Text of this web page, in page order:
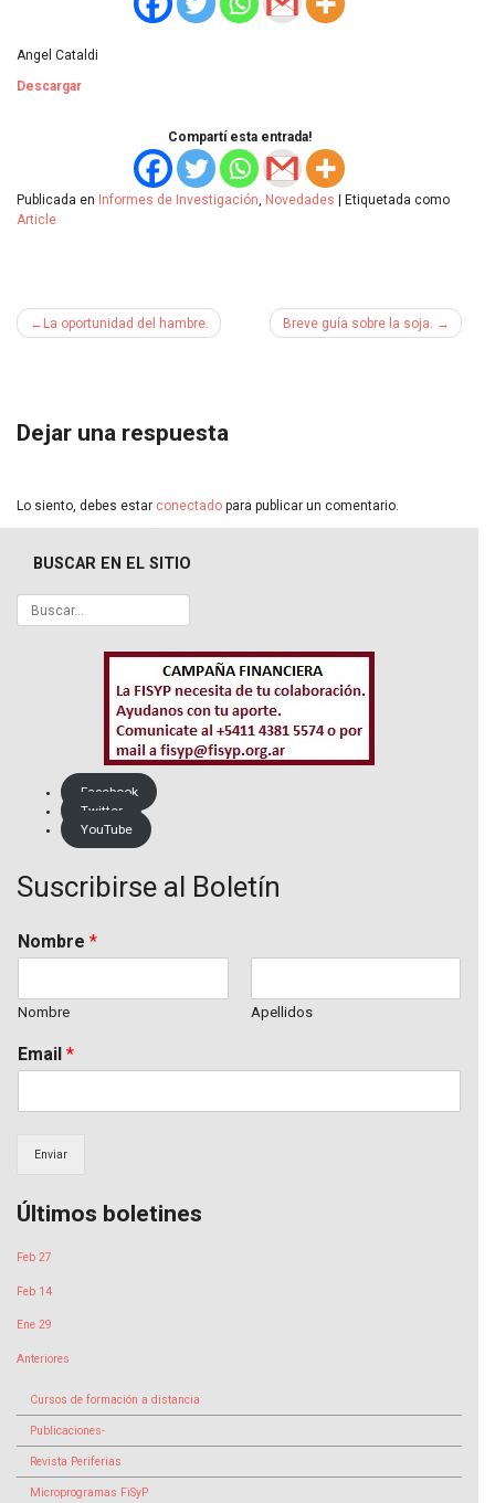
Angel Cataldi
Descargar
Compartí esta entrada!
Publicada en Informes de Investigación, Novedades
Etiquetada como
Article
Navegación
La oportunidad del hambre. Breve guía sobre la soja.
Dejar una respuesta
Lo siento, debes estar conectado para publicar un comentario.
BUSCAR EN EL SITIO
Facebook
Twitter
YouTube
Suscribirse al Boletín
Nombre *
Nombre Apellidos
Email *
Enviar
Últimos boletines
Feb 27
Feb 14
Ene 29
Anteriores
Cursos de formación a distancia
Publicaciones-
Revista Periferias
Microprogramas FiSyP